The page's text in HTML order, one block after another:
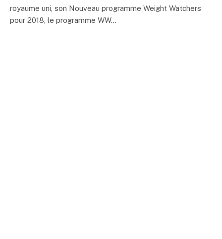
royaume uni, son Nouveau programme Weight Watchers
pour 2018, le programme WW…